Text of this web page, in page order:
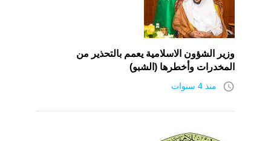
وزير الشؤون الاسلامية يعمم بالتحذير من
المخدرات وأخطرها (الشبو)
access_time منذ 4 سنوات